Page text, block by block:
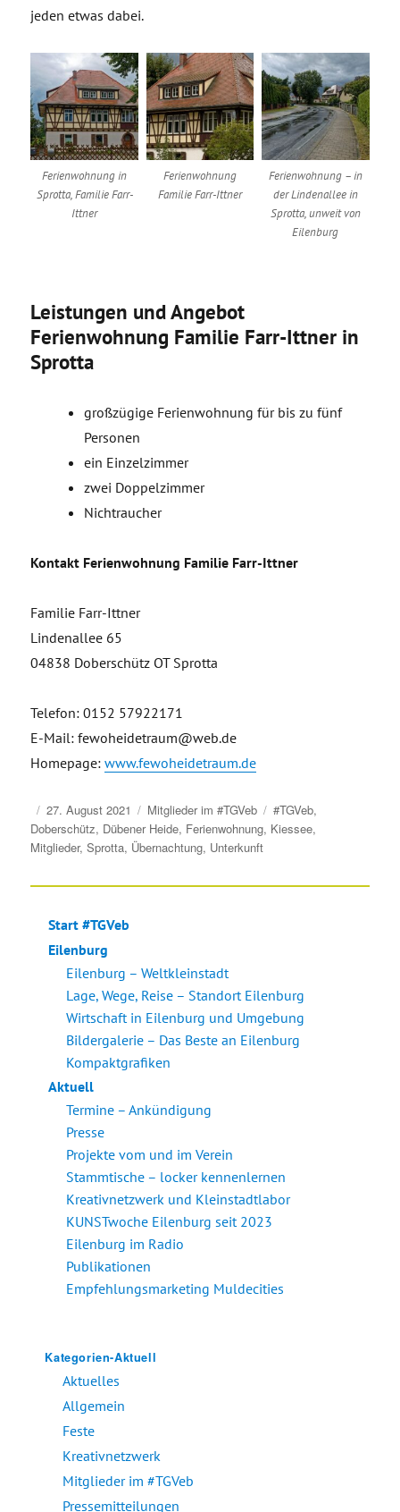
jeden etwas dabei.
Ferienwohnung in
Sprotta, Familie Farr-
Ittner
Ferienwohnung
Familie Farr-Ittner
Ferienwohnung – in
der Lindenallee in
Sprotta, unweit von
Eilenburg
Leistungen und Angebot
Ferienwohnung Familie Farr-Ittner in
Sprotta
großzügige Ferienwohnung für bis zu fünf
Personen
ein Einzelzimmer
zwei Doppelzimmer
Nichtraucher
Kontakt Ferienwohnung Familie Farr-Ittner
Familie Farr-Ittner
Lindenallee 65
04838 Doberschütz OT Sprotta
Telefon: 0152 57922171
E-Mail: fewoheidetraum@web.de
Homepage:www.fewoheidetraum.de
Veröffentlicht
am
27. August 2021 Kategorien
Mitglieder im #TGVeb Schlagwörter
#TGVeb,
Doberschütz, Dübener Heide, Ferienwohnung, Kiessee,
Mitglieder,Sprotta, Übernachtung, Unterkunft
Start #TGVeb
Eilenburg
Eilenburg – Weltkleinstadt
Lage, Wege, Reise – Standort Eilenburg
Wirtschaft in Eilenburg und Umgebung
Bildergalerie – Das Beste an Eilenburg
Kompaktgrafiken
Aktuell
Termine – Ankündigung
Presse
Projekte vom und im Verein
Stammtische – locker kennenlernen
Kreativnetzwerk und Kleinstadtlabor
KUNSTwoche Eilenburg seit 2023
Eilenburg im Radio
Publikationen
Empfehlungsmarketing Muldecities
Kategorien-Aktuell
Aktuelles
Allgemein
Feste
Kreativnetzwerk
Mitglieder im #TGVeb
Pressemitteilungen